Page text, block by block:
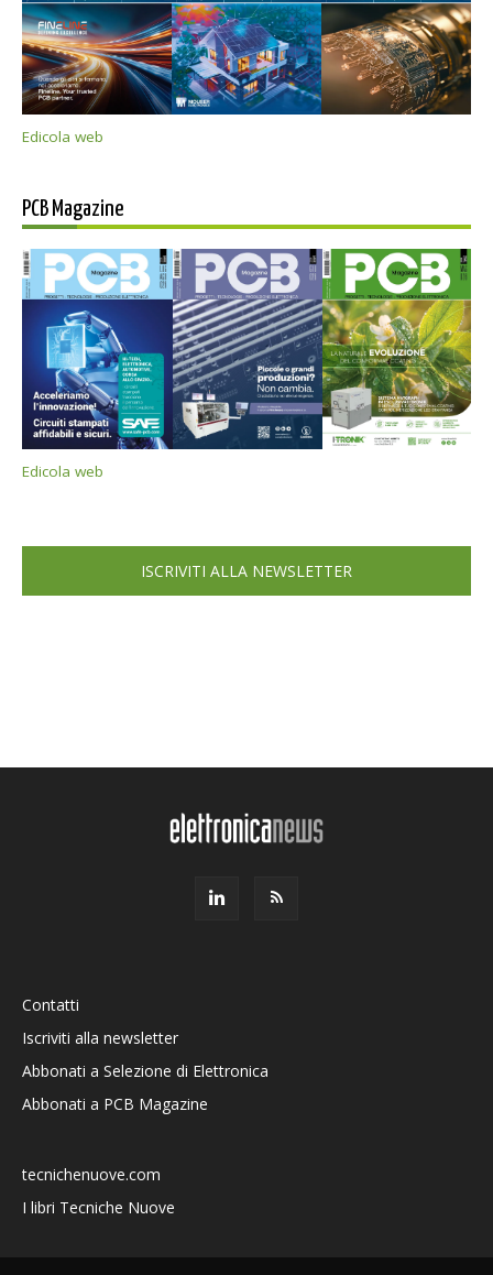
Edicola web
PCB Magazine
Edicola web
ISCRIVITI ALLA NEWSLETTER
Contatti
Iscriviti alla newsletter
Abbonati a Selezione di Elettronica
Abbonati a PCB Magazine
tecnichenuove.com
I libri Tecniche Nuove